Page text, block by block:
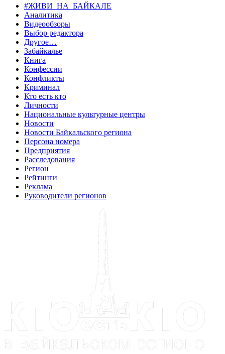
#ЖИВИ_НА_БАЙКАЛЕ
Аналитика
Видеообзоры
Выбор редактора
Другое…
Забайкалье
Книга
Конфессии
Конфликты
Криминал
Кто есть кто
Личности
Национальные культурные центры
Новости
Новости Байкальского региона
Персона номера
Предприятия
Расследования
Регион
Рейтинги
Реклама
Руководители регионов